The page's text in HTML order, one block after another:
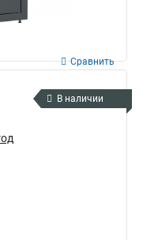
Сравнить
В наличии